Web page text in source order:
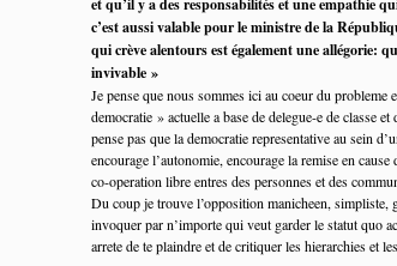
c’est aussi valable pour le ministre de la
qui crève alentours est également une allégorie:
invivable »
Je pense que nous sommes ici au coeur du probleme
democratie » actuelle a base de delegue-e de classe
pense pas que la democratie representative au sein
encourage l’autonomie, encourage la remise en
co-operation libre entres des personnes et des
Du coup je trouve l’opposition manicheen, simpliste,
invoquer par n’importe qui veut garder le statut quo
arrete de te plaindre et de critiquer les hierarchies et